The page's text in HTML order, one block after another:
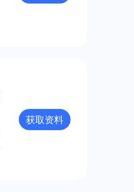
获取资料